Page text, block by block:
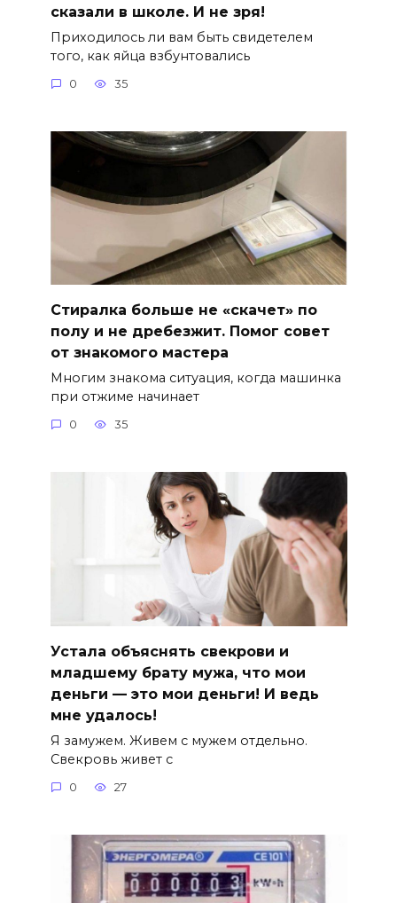
сказали в школе. И не зря!
Приходилось ли вам быть свидетелем
того, как яйца взбунтовались
0 35
Стиралка больше не «скачет» по
полу и не дребезжит. Помог совет
от знакомого мастера
Многим знакома ситуация, когда машинка
при отжиме начинает
0 35
Устала объяснять свекрови и
младшему брату мужа, что мои
деньги — это мои деньги! И ведь
мне удалось!
Я замужем. Живем с мужем отдельно.
Свекровь живет с
0 27